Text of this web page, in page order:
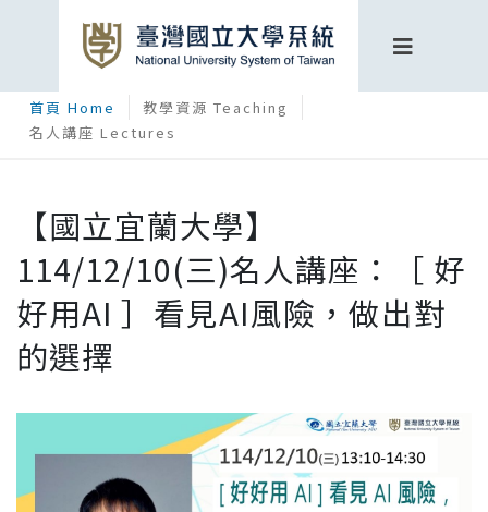
首頁 Home
教學資源 Teaching
名人講座 Lectures
【國立宜蘭大學】
114/12/10(三)名人講座：［ 好
好用AI ］看見AI風險，做出對
的選擇